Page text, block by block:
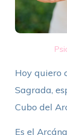
Hoy quiero
Sagrada,
Cubo del
Es el